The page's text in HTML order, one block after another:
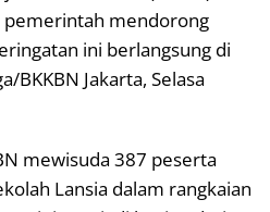
mendorong
ini berlangsung di
BKKBN Jakarta, Selasa
mewisuda 387 peserta
Lansia dalam rangkaian